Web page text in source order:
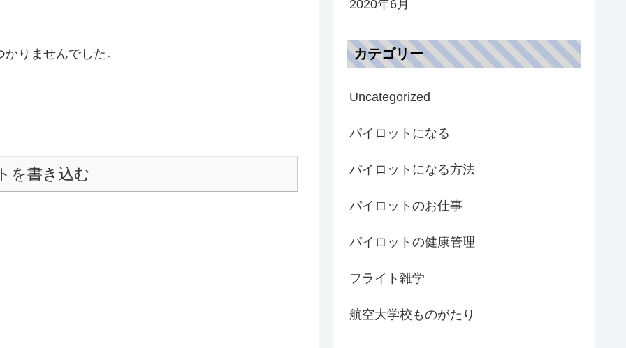
りませんでした。
を書き込む
2020年6月
カテゴリー
Uncategorized
パイロットになる
パイロットになる方法
パイロットのお仕事
パイロットの健康管理
フライト雑学
航空大学校ものがたり